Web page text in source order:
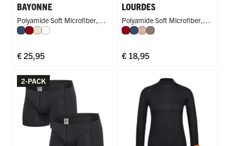
BAYONNE
Polyamide Soft Microfiber,
Singlet
Donkerblauw
Donkerrood
Ivoor
Wit
€ 25,95
LOURDES
Polyamide Soft Microfiber,
Hoge Taille
Donkerrood
Donkerblauw
Caffè Latte
Taupe
€ 18,95
2-PACK